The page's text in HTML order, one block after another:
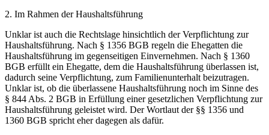
2. Im Rahmen der Haushaltsführung
Unklar ist auch die Rechtslage hinsichtlich der Verpflichtung zur
Haushaltsführung. Nach § 1356 BGB regeln die Ehegatten die
Haushaltsführung im gegenseitigen Einvernehmen. Nach § 1360
BGB erfüllt ein Ehegatte, dem die Haushaltsführung überlassen ist,
dadurch seine Verpflichtung, zum Familienunterhalt beizutragen.
Unklar ist, ob die überlassene Haushaltsführung noch im Sinne des
§ 844 Abs. 2 BGB in Erfüllung einer gesetzlichen Verpflichtung zur
Haushaltsführung geleistet wird. Der Wortlaut der §§ 1356 und
1360 BGB spricht eher dagegen als dafür.